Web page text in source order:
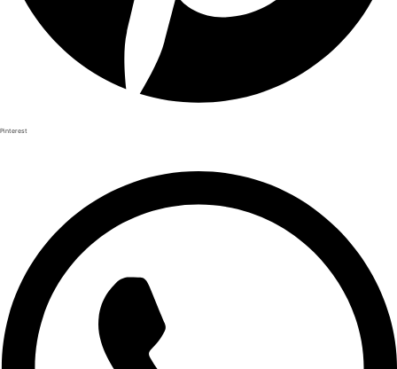
Pinterest